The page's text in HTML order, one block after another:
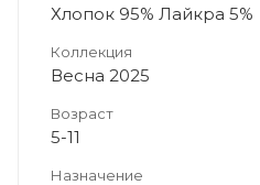
Хлопок 95% Лайкра 5%
Коллекция
Весна 2025
Возраст
5-11
Назначение